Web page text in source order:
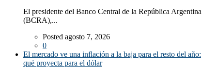
El presidente del Banco Central de la República Argentina
(BCRA),...
Posted agosto 7, 2026
0
El mercado ve una inflación a la baja para el resto del año:
qué proyecta para el dólar